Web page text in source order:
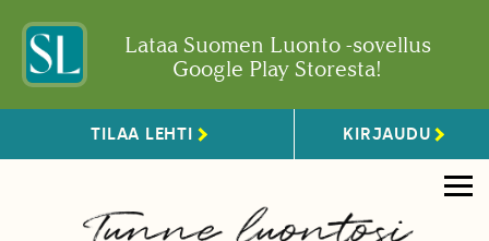
Lataa Suomen Luonto -sovellus
Google Play Storesta!
TILAA LEHTI KIRJAUDU